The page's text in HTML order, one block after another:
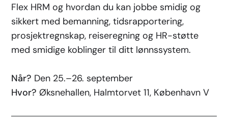
Flex HRM og hvordan du kan jobbe smidig og
sikkert med bemanning, tidsrapportering,
prosjektregnskap, reiseregning og HR-støtte
med smidige koblinger til ditt lønnssystem.
Når? Den 25.–26. september
Hvor? Øksnehallen, Halmtorvet 11, København V